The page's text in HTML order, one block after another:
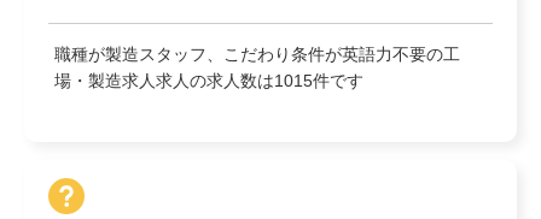
職種が製造スタッフ、こだわり条件が英語力不要の工
場・製造求人求人の求人数は1015件です